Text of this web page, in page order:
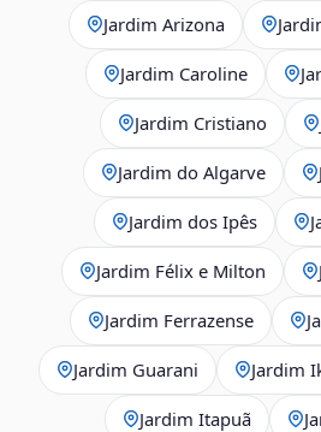
Jardim Arizona
Jardim Caroline
Jardim Cristiano
Jardim do Algarve
Jardim dos Ipês
Jardim Félix e Milton
Jardim Ferrazense
Jardim Guarani Jardim
Jardim Itapuã